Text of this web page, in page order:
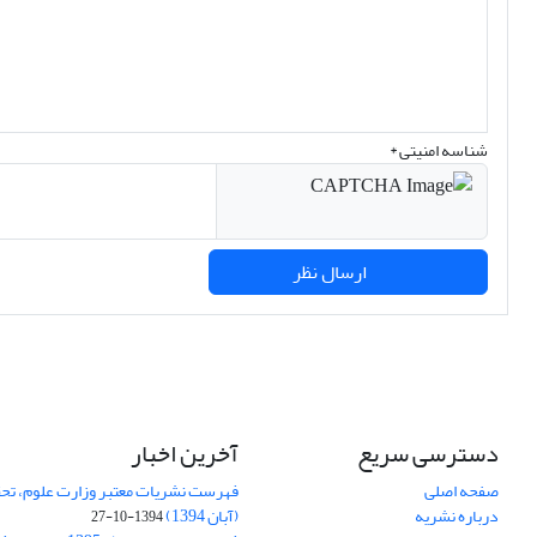
شناسه امنیتی *
دسترسی سریع
صفحه اصلی
درباره نشریه
آخرین اخبار
فهرست نشریات معتبر وزارت علوم،
(آبان 1394) 1394-10-27